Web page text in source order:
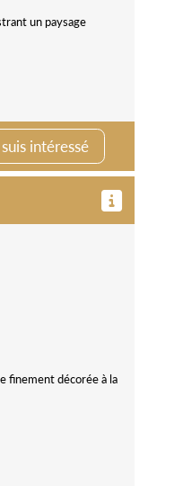
un paysage
suis intéressé
finement décorée à la